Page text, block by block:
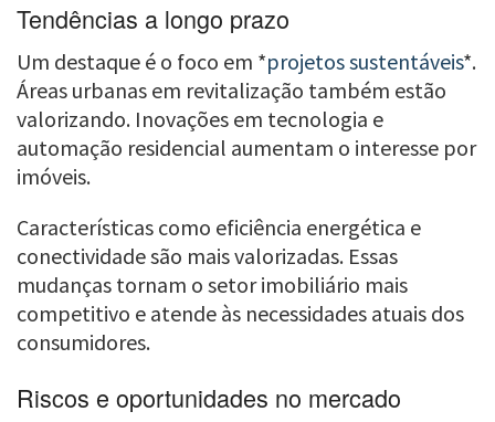
Tendências a longo prazo
Um destaque é o foco em *projetos sustentáveis*.
Áreas urbanas em revitalização também estão
valorizando. Inovações em tecnologia e
automação residencial aumentam o interesse por
imóveis.
Características como eficiência energética e
conectividade são mais valorizadas. Essas
mudanças tornam o setor imobiliário mais
competitivo e atende às necessidades atuais dos
consumidores.
Riscos e oportunidades no mercado